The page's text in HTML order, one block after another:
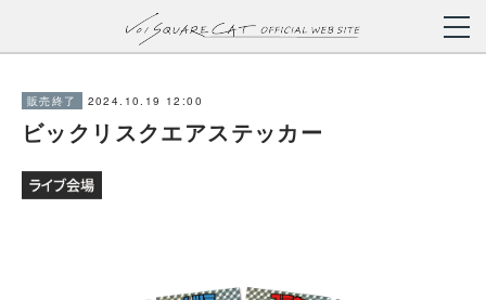
販売終了 2024.10.19 12:00
ビックリスクエアステッカー